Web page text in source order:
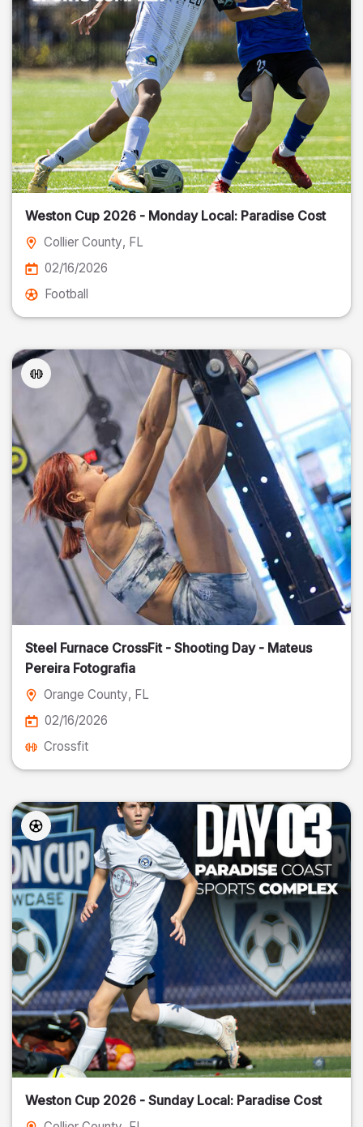
Weston Cup 2026 - Monday Local: Paradise Cost
Collier County, FL
02/16/2026
Football
Steel Furnace CrossFit - Shooting Day - Mateus
Pereira Fotografia
Orange County, FL
02/16/2026
Crossfit
Weston Cup 2026 - Sunday Local: Paradise Cost